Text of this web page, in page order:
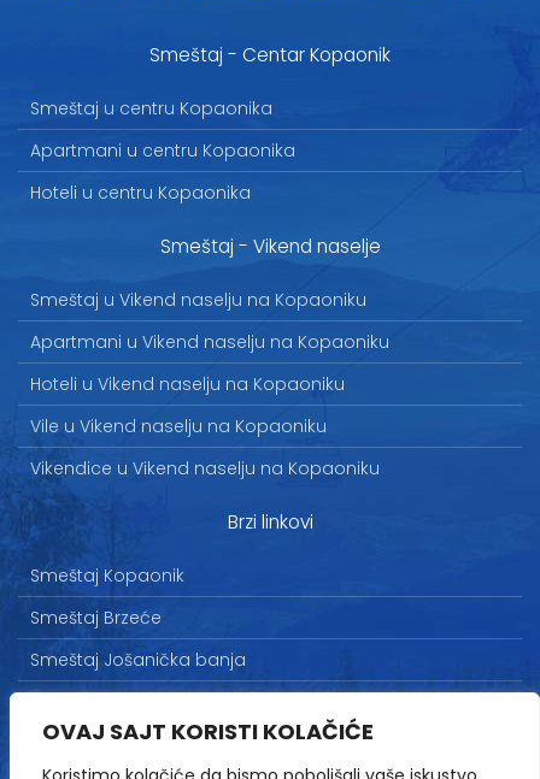
OVAJ SAJT KORISTI KOLAČIĆE
Smeštaj - Centar Kopaonik
Smeštaj u centru Kopaonika
Apartmani u centru Kopaonika
Hoteli u centru Kopaonika
Smeštaj - Vikend naselje
Smeštaj u Vikend naselju na Kopaoniku
Apartmani u Vikend naselju na Kopaoniku
Hoteli u Vikend naselju na Kopaoniku
Vile u Vikend naselju na Kopaoniku
Vikendice u Vikend naselju na Kopaoniku
Brzi linkovi
Smeštaj Kopaonik
Smeštaj Brzeće
Smeštaj Jošanička banja
Marketing